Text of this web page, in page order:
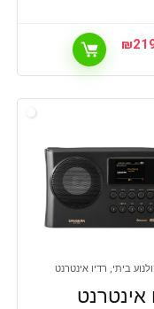
₪
ביתי, רדיו אינטרנט
אינטרנט